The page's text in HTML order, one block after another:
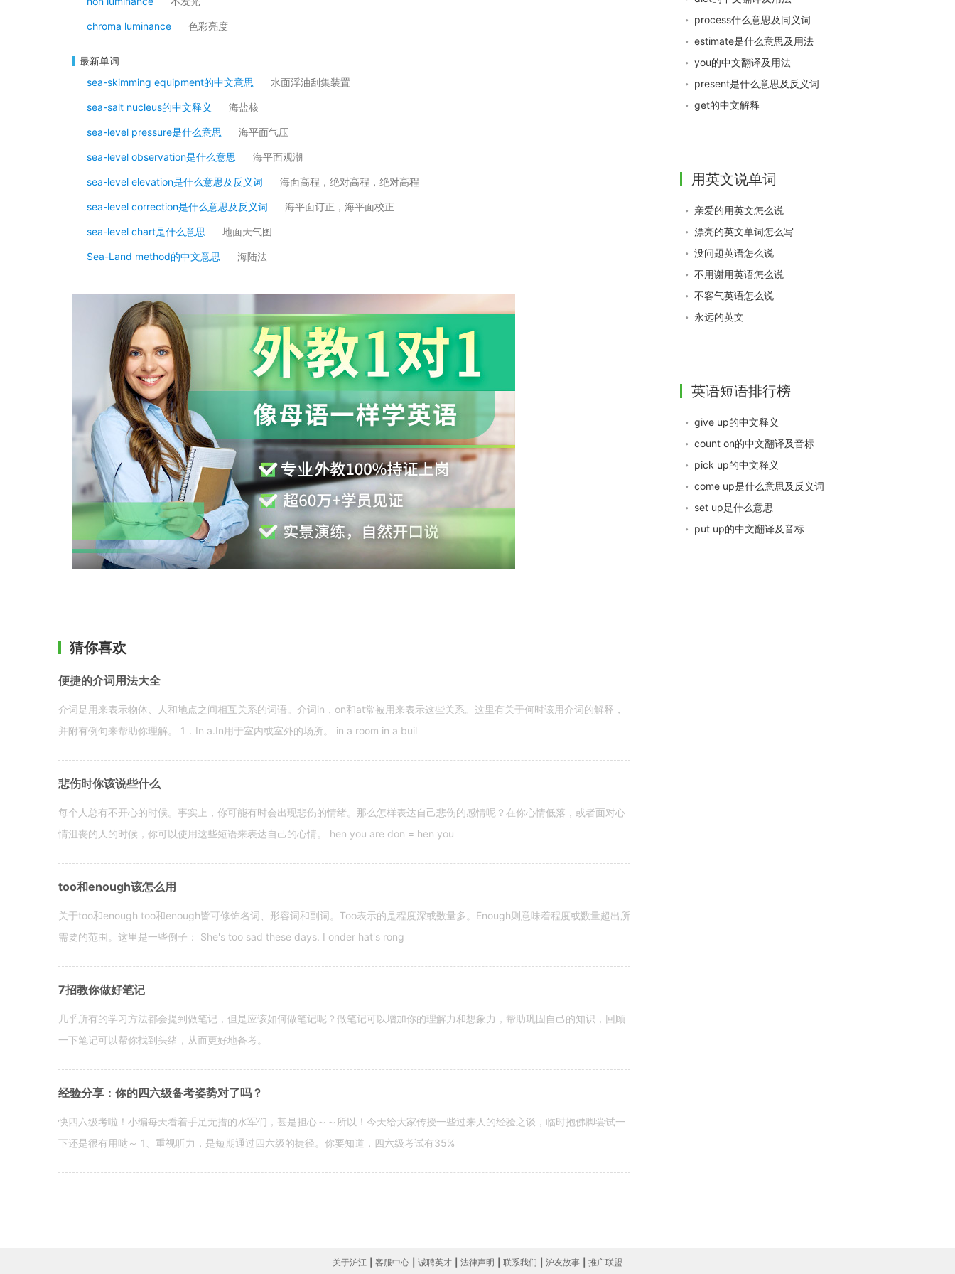
chroma luminance 色彩亮度
最新单词
sea-skimming equipment的中文意思
水面浮油刮集装置
sea-salt nucleus的中文释义 海盐核
sea-level pressure是什么意思 海平面气压
sea-level observation是什么意思 海平面观潮
sea-level elevation是什么意思及反义词 海面高程，绝对高程，绝对高程
sea-level correction是什么意思及反义词 海平面订正，海平面校正
sea-level chart是什么意思 地面天气图
Sea-Land method的中文意思 海陆法
猜你喜欢
便捷的介词用法大全
介词是用来表示物体、人和地点之间相互关系的词语。介词in，on和at常被用来表示这些关系。这里有关于何时该用介词的解释，
并附有例句来帮助你理解。 1．In a.In用于室内或室外的场所。 in a room in a buil
悲伤时你该说些什么
每个人总有不开心的时候。事实上，你可能有时会出现悲伤的情绪。那么怎样表达自己悲伤的感情呢？在你心情低落，或者面对心
情沮丧的人的时候，你可以使用这些短语来表达自己的心情。 hen you are don = hen you
too和enough该怎么用
关于too和enough too和enough皆可修饰名词、形容词和副词。Too表示的是程度深或数量多。Enough则意味着程度或数量超出所
需要的范围。这里是一些例子： She's too sad these days. I onder hat's rong
7招教你做好笔记
几乎所有的学习方法都会提到做笔记，但是应该如何做笔记呢？做笔记可以增加你的理解力和想象力，帮助巩固自己的知识，回顾
一下笔记可以帮你找到头绪，从而更好地备考。
经验分享：你的四六级备考姿势对了吗？
快四六级考啦！小编每天看着手足无措的水军们，甚是担心～～所以！今天给大家传授一些过来人的经验之谈，临时抱佛脚尝试一
下还是很有用哒～ 1、重视听力，是短期通过四六级的捷径。你要知道，四六级考试有35%
process什么意思及同义词
estimate是什么意思及用法
you的中文翻译及用法
present是什么意思及反义词
get的中文解释
用英文说单词
亲爱的用英文怎么说
漂亮的英文单词怎么写
没问题英语怎么说
不用谢用英语怎么说
不客气英语怎么说
永远的英文
英语短语排行榜
give up的中文释义
count on的中文翻译及音标
pick up的中文释义
come up是什么意思及反义词
set up是什么意思
put up的中文翻译及音标
关于沪江 客服中心 诚聘英才 法律声明 联系我们 沪友故事 推广联盟